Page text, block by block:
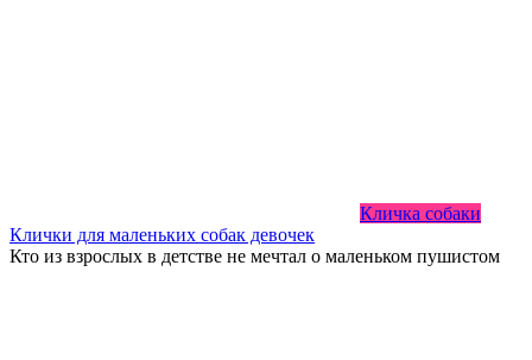
Кличка собаки
Клички для маленьких собак девочек
Кто из взрослых в детстве не мечтал о маленьком пушистом